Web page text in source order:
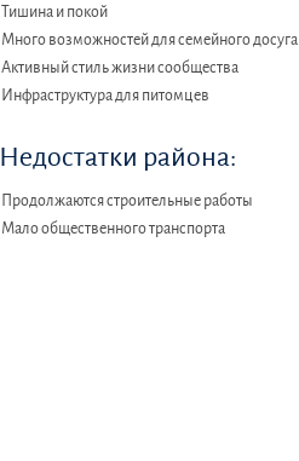
Тишина и покой
Много возможностей для семейного досуга
Активный стиль жизни сообщества
Инфраструктура для питомцев
Недостатки района:
Продолжаются строительные работы
Мало общественного транспорта